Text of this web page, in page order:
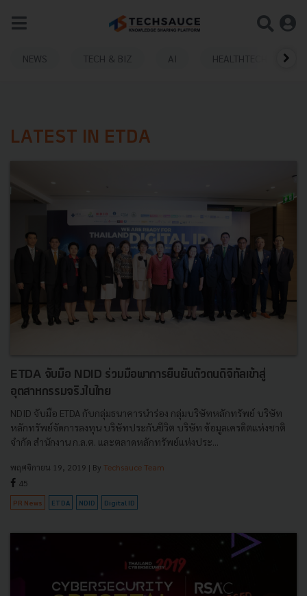
NEWS TECH & BIZ AI HEALTHTECH
LATEST IN ETDA
ETDA จับมือ NDID ร่วมมือพาการยืนยันตัวตนดิจิทัลเข้าสู่
อุตสาหกรรมจริงในไทย
NDID จับมือ ETDA กับกลุ่มธนาคารนำร่อง กลุ่มบริษัทหลักทรัพย์ บริษัท
หลักทรัพย์จัดการลงทุน บริษัทประกันชีวิต บริษัท ข้อมูลเครดิตแห่งชาติ
จำกัด สำนักงาน ก.ล.ต. และตลาดหลักทรัพย์แห่งประ...
พฤศจิกายน 19, 2019 | By Techsauce Team
45
PR News ETDA NDID Digital ID